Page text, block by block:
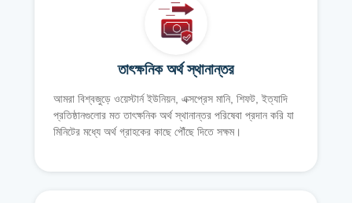
তাৎক্ষনিক অর্থ স্থানান্তর
আমরা বিশ্বজুড়ে ওয়েস্টার্ন ইউনিয়ন, এক্সপ্রেস মানি, শিফট, ইত্যাদি
প্রতিষ্ঠানগুলোর মত তাৎক্ষনিক অর্থ স্থানান্তর পরিষেবা প্রদান করি যা
মিনিটের মধ্যে অর্থ গ্রাহকের কাছে পৌঁছে দিতে সক্ষম।